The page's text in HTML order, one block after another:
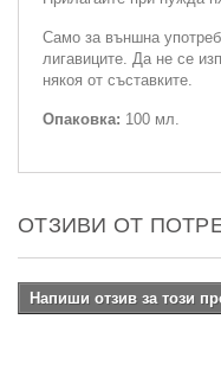
Само за външна
лигавиците. Да не се
някоя от съставките.
Опаковка: 100 мл.
ОТЗИВИ ОТ
Напиши отзив за този